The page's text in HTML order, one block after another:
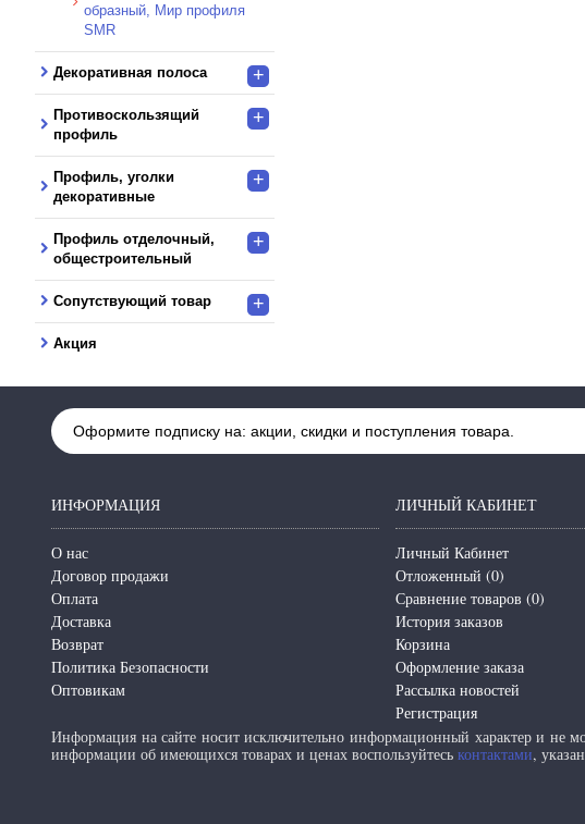
образный, Мир профиля
SMR
Декоративная полоса +
Противоскользящий
профиль
+
Профиль, уголки
декоративные
+
Профиль отделочный,
общестроительный
+
Сопутствующий товар +
Акция
Оформите подписку на: акции, скидки и поступления товара.
ИНФОРМАЦИЯ
О нас
Договор продажи
Оплата
Доставка
Возврат
Политика Безопасности
Оптовикам
ЛИЧНЫЙ КАБИНЕТ
Личный Кабинет
Отложенный (0)
Сравнение товаров (0)
История заказов
Корзина
Оформление заказа
Рассылка новостей
Регистрация
Информация на сайте носит исключительно информационный характер и не
информации об имеющихся товарах и ценах воспользуйтесь контактами,